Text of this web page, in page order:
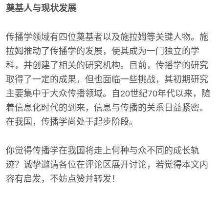
奠基人与现状发展
传播学领域有四位奠基者以及施拉姆等关键人物。施
拉姆推动了传播学的发展，使其成为一门独立的学
科，并创建了相关的研究机构。目前，传播学的研究
取得了一定的成果，但也面临一些挑战，其初期研究
主要集中于大众传播领域。自20世纪70年代以来，随
着信息化时代的到来，信息与传播的关系日益紧密。
在我国，传播学尚处于起步阶段。
你觉得传播学在我国将走上何种与众不同的成长轨
迹？诚挚邀请各位在评论区展开讨论，若觉得本文内
容有启发，不妨点赞并转发！